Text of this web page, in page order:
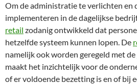
Om de administratie te verlichten en
implementeren in de dagelijkse
retail zodanig ontwikkeld dat
hetzelfde systeem kunnen lopen. De
namelijk ook worden geregeld met de
maakt het inzichtelijk voor de
of er voldoende bezetting is en of bij